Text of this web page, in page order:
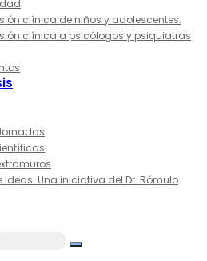
clínica de niños y adolescentes.
clínica a psicólogos y psiquiatras
Ideas. Una iniciativa del Dr. Rómulo